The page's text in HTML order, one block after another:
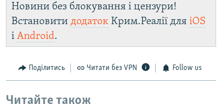
Новини без блокування і цензури!
Встановити додаток Крим.Реалії для iOS
і Android.
Поділитись Читати без VPN Follow us
Читайте також